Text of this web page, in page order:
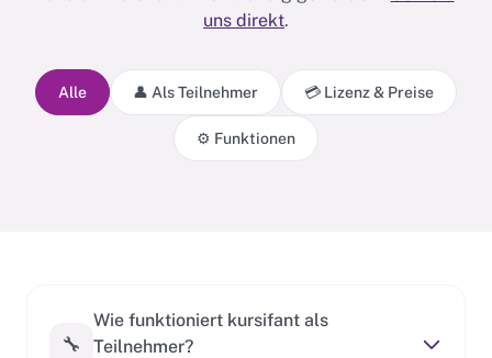
uns direkt.
Alle 👤 Als Teilnehmer 💳 Lizenz & Preise
⚙️ Funktionen
🔧
Wie funktioniert kursifant als
Teilnehmer?